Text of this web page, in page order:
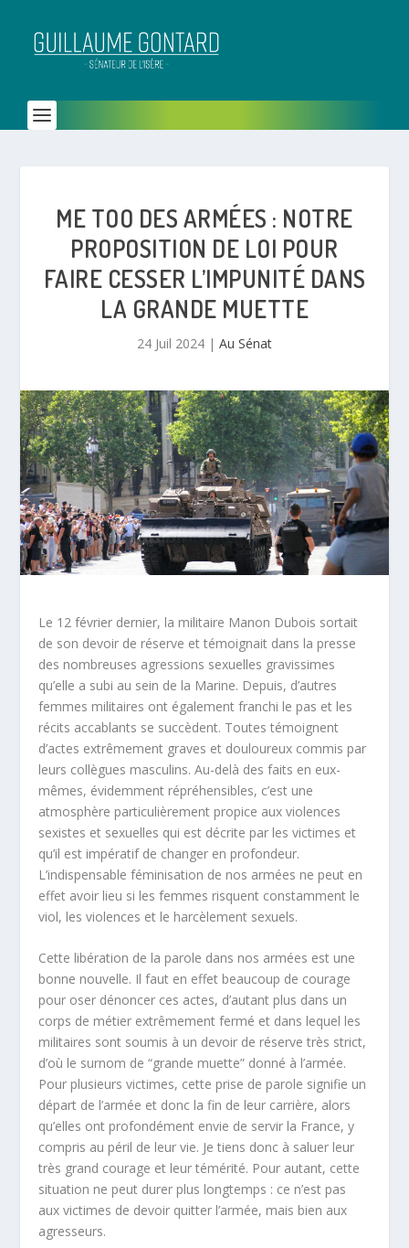
ME TOO DES ARMÉES : NOTRE
PROPOSITION DE LOI POUR
FAIRE CESSER L’IMPUNITÉ DANS
LA GRANDE MUETTE
24 Juil 2024 | Au Sénat
Le 12 février dernier, la militaire Manon Dubois sortait
de son devoir de réserve et témoignait dans la presse
des nombreuses agressions sexuelles gravissimes
qu’elle a subi au sein de la Marine. Depuis, d’autres
femmes militaires ont également franchi le pas et les
récits accablants se succèdent. Toutes témoignent
d’actes extrêmement graves et douloureux commis par
leurs collègues masculins. Au-delà des faits en eux-
mêmes, évidemment répréhensibles, c’est une
atmosphère particulièrement propice aux violences
sexistes et sexuelles qui est décrite par les victimes et
qu’il est impératif de changer en profondeur.
L’indispensable féminisation de nos armées ne peut en
effet avoir lieu si les femmes risquent constamment le
viol, les violences et le harcèlement sexuels.
Cette libération de la parole dans nos armées est une
bonne nouvelle. Il faut en effet beaucoup de courage
pour oser dénoncer ces actes, d’autant plus dans un
corps de métier extrêmement fermé et dans lequel les
militaires sont soumis à un devoir de réserve très strict,
d’où le surnom de “grande muette” donné à l’armée.
Pour plusieurs victimes, cette prise de parole signifie un
départ de l’armée et donc la fin de leur carrière, alors
qu’elles ont profondément envie de servir la France, y
compris au péril de leur vie. Je tiens donc à saluer leur
très grand courage et leur témérité. Pour autant, cette
situation ne peut durer plus longtemps : ce n’est pas
aux victimes de devoir quitter l’armée, mais bien aux
agresseurs.